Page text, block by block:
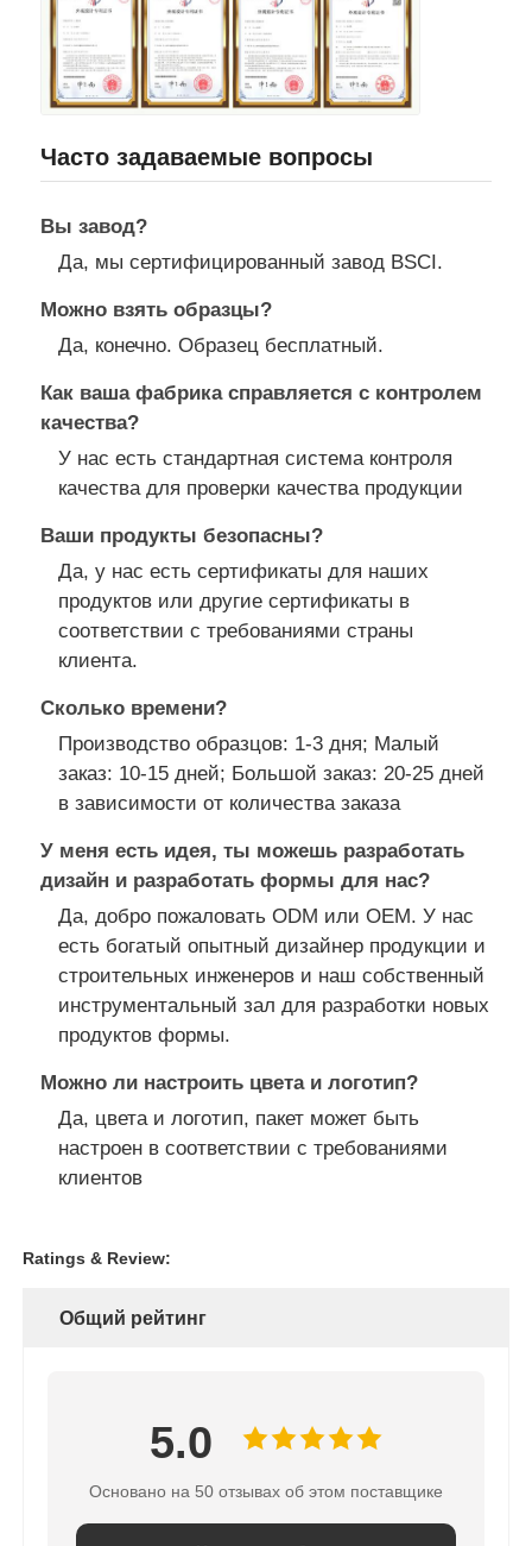
Часто задаваемые вопросы
Вы завод?
Да, мы сертифицированный завод BSCI.
Можно взять образцы?
Да, конечно. Образец бесплатный.
Как ваша фабрика справляется с контролем
качества?
У нас есть стандартная система контроля
качества для проверки качества продукции
Ваши продукты безопасны?
Да, у нас есть сертификаты для наших
продуктов или другие сертификаты в
соответствии с требованиями страны
клиента.
Сколько времени?
Производство образцов: 1-3 дня; Малый
заказ: 10-15 дней; Большой заказ: 20-25 дней
в зависимости от количества заказа
У меня есть идея, ты можешь разработать
дизайн и разработать формы для нас?
Да, добро пожаловать ODM или OEM. У нас
есть богатый опытный дизайнер продукции и
строительных инженеров и наш собственный
инструментальный зал для разработки новых
продуктов формы.
Можно ли настроить цвета и логотип?
Да, цвета и логотип, пакет может быть
настроен в соответствии с требованиями
клиентов
Ratings & Review:
Общий рейтинг
5.0
Основано на 50 отзывах об этом поставщике